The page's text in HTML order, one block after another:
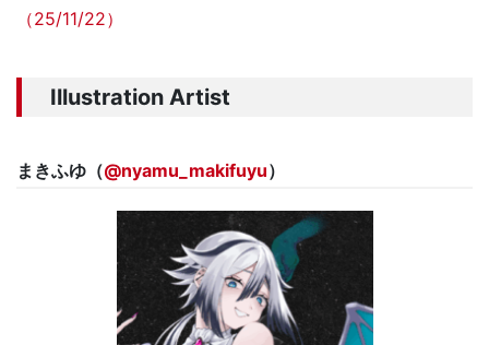
（25/11/22）
Illustration Artist
まきふゆ（@nyamu_makifuyu）